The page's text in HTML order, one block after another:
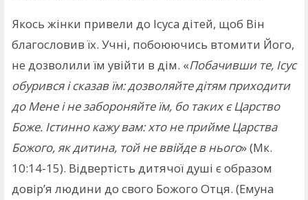
Якось жінки привели до Ісуса дітей, щоб Він
благословив їх. Учні, побоюючись втомити Його,
не дозволили їм увійти в дім. «Побачивши те, Ісус
обурився і сказав їм: дозволяйте дітям приходити
до Мене і не забороняйте їм, бо таких є Царство
Боже. Істинно кажу вам: хто не прийме Царства
Божого, як дитина, той не ввійде в нього» (Мк.
10:14-15). Відвертість дитячої душі є образом
довір’я людини до свого Божого Отця. (Емуна